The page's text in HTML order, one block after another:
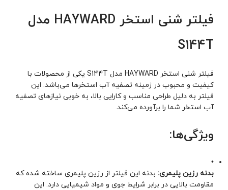
فیلتر شنی استخر HAYWARD مدل
S144T
فیلتر شنی استخر HAYWARD مدل S144T یکی از محصولات با
کیفیت و محبوب در زمینه تصفیه آب استخرها می‌باشد. این
فیلتر به دلیل طراحی مناسب و کارایی بالا، به خوبی نیازهای تصفیه
آب استخر شما را برآورده می‌کند.
ویژگی‌ها:
•
بدنه رزین پلیمری:بدنه این فیلتر از رزین پلیمری ساخته شده که
مقاومت بالایی در برابر شرایط جوی و مواد شیمیایی دارد. این